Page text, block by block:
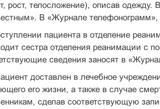
рост, телосложение), описав
В «Журнале телефонограмм»,
пациента в отделение
сестра отделения реанимации с
сведения заносят в
доставлен в лечебное
его жизни, а также в случае
сделав соответствующую